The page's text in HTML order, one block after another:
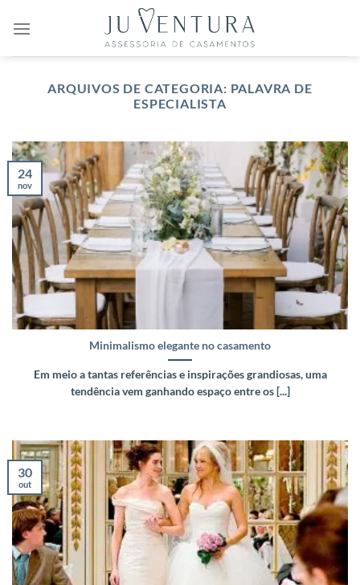
ARQUIVOS DE CATEGORIA: PALAVRA DE
ESPECIALISTA
Minimalismo elegante no casamento
Em meio a tantas referências e inspirações grandiosas, uma
tendência vem ganhando espaço entre os [...]
24
nov
30
out